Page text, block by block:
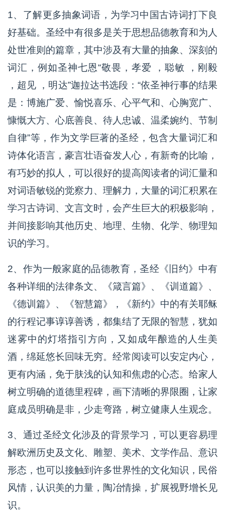
1、了解更多抽象词语，为学习中国古诗词打下良
好基础。圣经中有很多是关于思想品德教育和为人
处世准则的篇章，其中涉及有大量的抽象、深刻的
词汇，例如圣神七恩“敬畏，孝爱 ，聪敏 ，刚毅
，超见 ，明达”迦拉达书选段：“依圣神行事的结果
是：博施广爱、愉悦喜乐、心平气和、心胸宽广、
慷慨大方、心底善良、待人忠诚、温柔婉约、节制
自律”等，作为文学巨著的圣经，包含大量词汇和
诗体化语言，豪言壮语奋发人心，有新奇的比喻，
有巧妙的拟人，可以很好的提高阅读者的词汇量和
对词语敏锐的觉察力、理解力，大量的词汇积累在
学习古诗词、文言文时，会产生巨大的积极影响，
并间接影响其他历史、地理、生物、化学、物理知
识的学习。
2、作为一般家庭的品德教育，圣经《旧约》中有
各种详细的法律条文、《箴言篇》、《训道篇》、
《德训篇》、《智慧篇》，《新约》中的有关耶稣
的行程记事谆谆善诱，都集结了无限的智慧，犹如
迷雾中的灯塔指引方向，又如成年酿造的人生美
酒，绵延悠长回味无穷。经常阅读可以安定内心，
更有内涵，免于肤浅的认知和焦虑的心态。给家人
树立明确的道德里程碑，画下清晰的界限圈，让家
庭成员明确是非，少走弯路，树立健康人生观念。
3、通过圣经文化涉及的背景学习，可以更容易理
解欧洲历史及文化、雕塑、美术、文学作品、意识
形态，也可以接触到许多世界性的文化知识，民俗
风情，认识美的力量，陶冶情操，扩展视野增长见
识。